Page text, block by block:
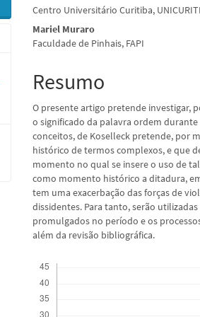
do
artigo
principal
Centro Universitário Curitiba,
Mariel Muraro
Faculdade de Pinhais, FAPI
Resumo
O presente artigo pretende investigar,
o significado da palavra ordem
conceitos, de Koselleck pretende, por
histórico de termos complexos, e que
momento no qual se insere o uso de
como momento histórico a ditadura,
tem uma exacerbação das forças de
dissidentes. Para tanto, serão
promulgados no período e os
além da revisão bibliográfica.